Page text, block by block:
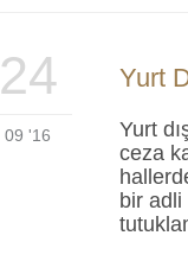
24
09 '16
Yurt
Yurt
ceza
bir